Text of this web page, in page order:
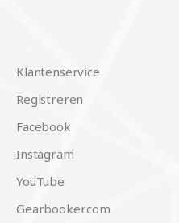
Klantenservice
Registreren
Facebook
Instagram
YouTube
Gearbooker.com